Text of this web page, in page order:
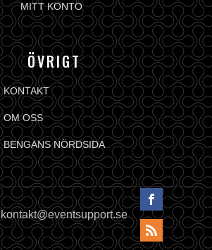
MITT KONTO
ÖVRIGT
KONTAKT
OM OSS
BENGANS NÖRDSIDA
kontakt@eventsupport.se